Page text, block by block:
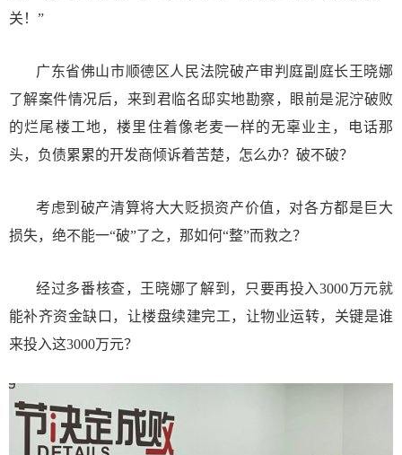
关！”
广东省佛山市顺德区人民法院破产审判庭副庭长王晓娜
了解案件情况后，来到君临名邸实地勘察，眼前是泥泞破败
的烂尾楼工地，楼里住着像老麦一样的无辜业主，电话那
头，负债累累的开发商倾诉着苦楚，怎么办？破不破？
考虑到破产清算将大大贬损资产价值，对各方都是巨大
损失，绝不能一“破”了之，那如何“整”而救之？
经过多番核查，王晓娜了解到，只要再投入3000万元就
能补齐资金缺口，让楼盘续建完工，让物业运转，关键是谁
来投入这3000万元？